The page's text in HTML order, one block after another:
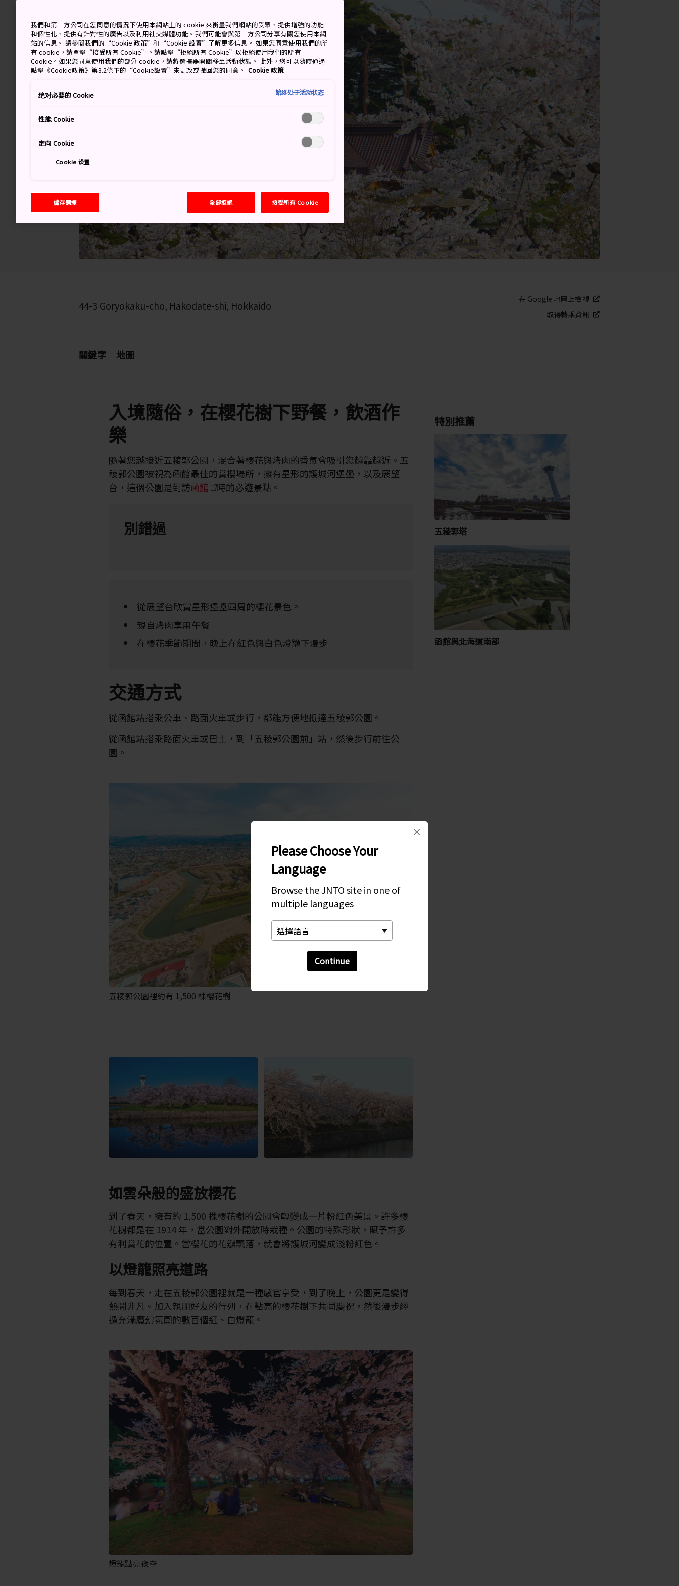
Please Choose Your
Language
Browse the JNTO site in one of
multiple languages
Continue
×
44-3 Goryokaku-cho, Hakodate-shi, Hokkaido
在 Google 地圖上檢視
取得轉乘資訊
關鍵字 地圖
入境隨俗，在櫻花樹下野餐，飲酒作
樂
隨著您越接近五稜郭公園，混合著櫻花與烤肉的香氣會吸引您越靠越近。五
稜郭公園被視為函館最佳的賞櫻場所，擁有星形的護城河堡壘，以及展望
台，這個公園是到訪函館 時的必遊景點。
別錯過
從展望台欣賞星形堡壘四周的櫻花景色。
親自烤肉享用午餐
在櫻花季節期間，晚上在紅色與白色燈籠下漫步
交通方式
從函館站搭乘公車、路面火車或步行，都能方便地抵達五稜郭公園。
從函館站搭乘路面火車或巴士，到「五稜郭公園前」站，然後步行前往公
園。
五稜郭公園裡約有 1,500 棵櫻花樹
如雲朵般的盛放櫻花
到了春天，擁有約 1,500 棵櫻花樹的公園會轉變成一片粉紅色美景。許多櫻
花樹都是在 1914 年，當公園對外開放時栽種。公園的特殊形狀，賦予許多
有利賞花的位置。當櫻花的花瓣飄落，就會將護城河變成淺粉紅色。
以燈籠照亮道路
每到春天，走在五稜郭公園裡就是一種感官享受，到了晚上，公園更是變得
熱鬧非凡。加入親朋好友的行列，在點亮的櫻花樹下共同慶祝，然後漫步經
過充滿魔幻氛圍的數百個紅、白燈籠。
燈籠點亮夜空
特別推薦
五稜郭塔
函館與北海道南部
我們和第三方公司在您同意的情況下使用本網站上的 cookie 來衡量我們網站的受眾、提供增強的功能
和個性化、提供有針對性的廣告以及利用社交媒體功能。我們可能會與第三方公司分享有關您使用本網
站的信息。 請參閱我們的“Cookie 政策”和“Cookie 設置”了解更多信息。 如果您同意使用我們的所
有 cookie，請單擊“接受所有 Cookie”。請點擊“拒絕所有 Cookie”以拒絕使用我們的所有
Cookie。如果您同意使用我們的部分 cookie，請將選擇器開關移至活動狀態。 此外，您可以隨時通過
點擊《Cookie政策》第3.2條下的“Cookie設置”來更改或撤回您的同意。 Cookie 政策
绝对必要的 Cookie 始终处于活动状态
性能 Cookie
定向 Cookie
Cookie 设置
儲存選擇 全部拒絕 接受所有 Cookie